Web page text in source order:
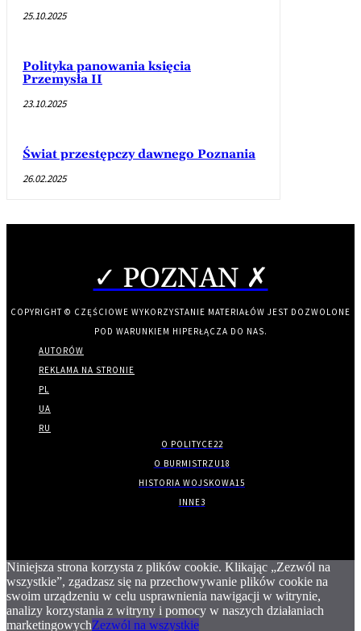
25.10.2025
Polityka panowania księcia
Przemysła II
23.10.2025
Świat przestępczy dawnego Poznania
26.02.2025
✓ POZNAN ✗
COPYRIGHT © CZĘŚCIOWE WYKORZYSTANIE MATERIAŁÓW JEST DOZWOLONE
POD WARUNKIEM HIPERŁĄCZA DO NAS.
AUTORÓW
REKLAMA NA STRONIE
PL
UA
RU
O POLITYCE22
O BURMISTRZU18
HISTORIA WOJSKOWA15
INNE3
Niniejsza strona korzysta z plików cookie. Klikając „Zezwól na
wszystkie”, zgadzasz się na przechowywanie plików cookie na
swoim urządzeniu w celu usprawnienia nawigacji w witrynie,
analizy korzystania z witryny i pomocy w naszych działaniach
marketingowychZezwól na wszystkie